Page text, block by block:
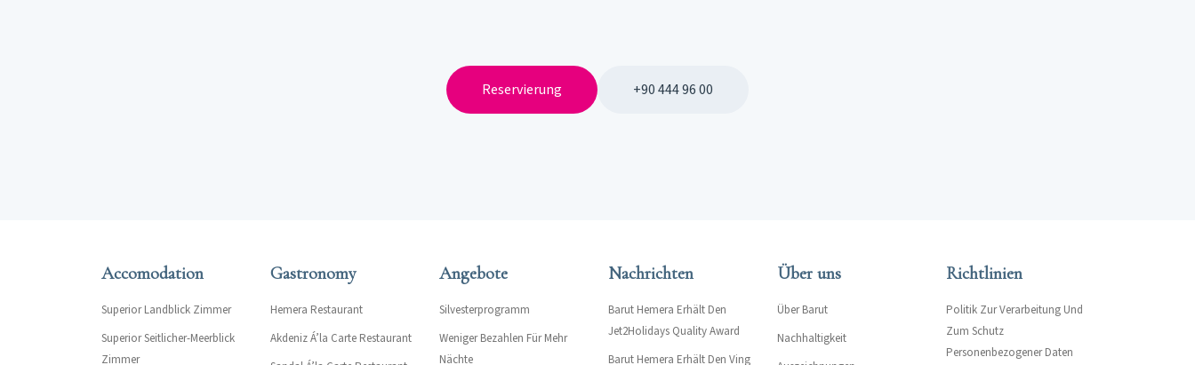
Reservierung +90 444 96 00
Accomodation
Superior Landblick Zimmer
Superior Seitlicher-Meerblick
Zimmer
Gastronomy
Hemera Restaurant
Akdeniz Á’la Carte Restaurant
Angebote
Silvesterprogramm
Weniger Bezahlen Für Mehr
Nächte
Nachrichten
Barut Hemera Erhält Den
Jet2Holidays Quality Award
Barut Hemera Erhält Den Ving
Über uns
Über Barut
Nachhaltigkeit
Richtlinien
Politik Zur Verarbeitung Und
Zum Schutz
Personenbezogener Daten